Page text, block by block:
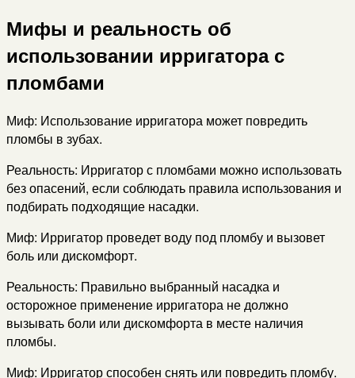
Мифы и реальность об
использовании ирригатора с
пломбами
Миф: Использование ирригатора может повредить
пломбы в зубах.
Реальность: Ирригатор с пломбами можно использовать
без опасений, если соблюдать правила использования и
подбирать подходящие насадки.
Миф: Ирригатор проведет воду под пломбу и вызовет
боль или дискомфорт.
Реальность: Правильно выбранный насадка и
осторожное применение ирригатора не должно
вызывать боли или дискомфорта в месте наличия
пломбы.
Миф: Ирригатор способен снять или повредить пломбу.